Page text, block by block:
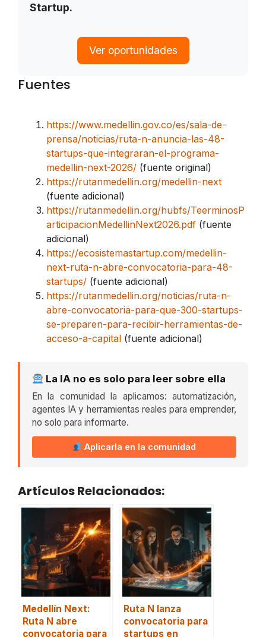
Startup.
Ver oportunidades
Fuentes
https://www.medellin.gov.co/es/sala-de-
prensa/noticias/ruta-n-anuncia-las-48-
startups-que-integraran-el-programa-
medellin-next-2026/ (fuente original)
https://rutanmedellin.org/medellin-next
(fuente adicional)
https://rutanmedellin.org/hubfs/TeerminosP
articipacionMedellinNext2026.pdf (fuente
adicional)
https://ecosistemastartup.com/medellin-
next-ruta-n-abre-convocatoria-para-48-
startups/ (fuente adicional)
https://rutanmedellin.org/noticias/ruta-n-
abre-convocatoria-para-que-300-startups-
se-preparen-para-recibir-herramientas-de-
acceso-a-capital (fuente adicional)
La IA no es solo para leer sobre ella
En la comunidad la aplicamos: automatización,
agentes IA y herramientas reales para emprender,
no solo para informarte.
Aplicarla en la comunidad
Artículos Relacionados:
Medellín Next:
Ruta N abre
convocatoria para
Ruta N lanza
convocatoria para
startups en